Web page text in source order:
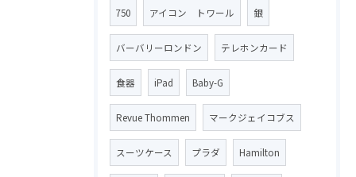
750 アイコン トワール 銀
バーバリーロンドン テレホンカード
食器 iPad Baby-G
Revue Thommen マークジェイコブス
スーツケース プラダ Hamilton